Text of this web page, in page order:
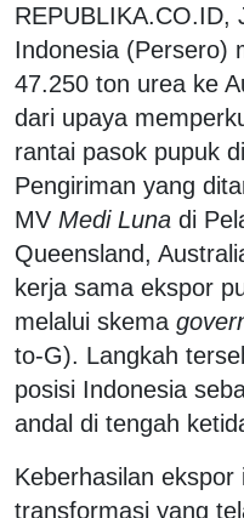
REPUBLIKA.CO.ID,
Indonesia (Persero)
47.250 ton urea ke
dari upaya
rantai pasok pupuk
Pengiriman yang
MV Medi Luna di
Queensland,
kerja sama ekspor
melalui skema
to-G). Langkah
posisi Indonesia
andal di tengah
Keberhasilan ekspor
transformasi yang